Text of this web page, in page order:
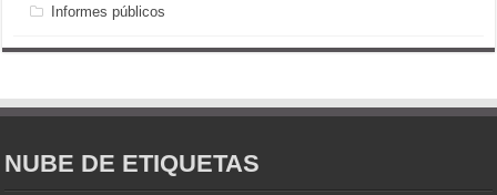
Informes públicos
NUBE DE ETIQUETAS